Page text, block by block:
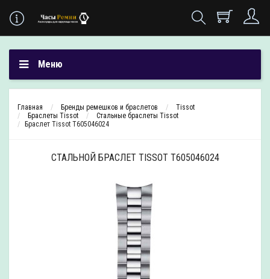
Меню
Главная Бренды ремешков и браслетов
Tissot
Браслеты Tissot
Стальные браслеты Tissot
Браслет Tissot T605046024
СТАЛЬНОЙ БРАСЛЕТ TISSOT T605046024